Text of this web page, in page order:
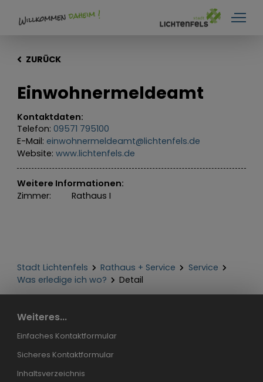
Stadt Lichtenfels Rathaus + Service
Service
Was erledige ich wo?
Detail
ZURÜCK
Einwohnermeldeamt
Kontaktdaten:
Telefon: 09571 795100
E-Mail: einwohnermeldeamt@lichtenfels.de
Website: www.lichtenfels.de
Weitere Informationen:
Zimmer:
Rathaus I
Weiteres...
Einfaches Kontaktformular
Sicheres Kontaktformular
Inhaltsverzeichnis